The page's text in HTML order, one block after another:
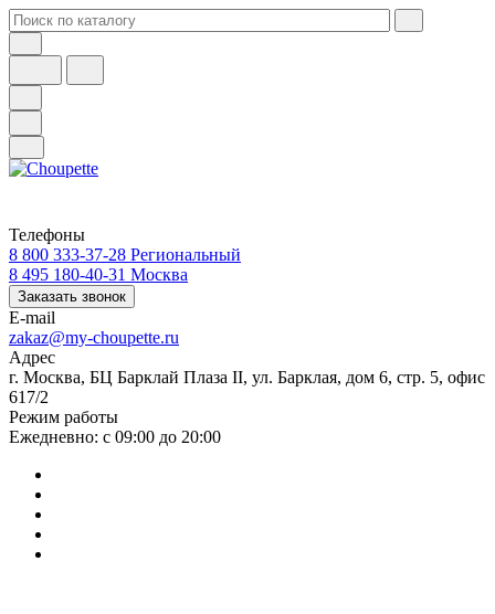
Телефоны
8 800 333-37-28 Региональный
8 495 180-40-31 Москва
Заказать звонок
E-mail
zakaz@my-choupette.ru
Адрес
г. Москва, БЦ Барклай Плаза II, ул. Барклая, дом 6, стр. 5, офис
617/2
Режим работы
Ежедневно: с 09:00 до 20:00